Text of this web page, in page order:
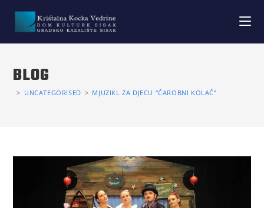
BLOG
> UNCATEGORISED > MJUZIKL ZA DJECU “ČAROBNI KOLAČ”